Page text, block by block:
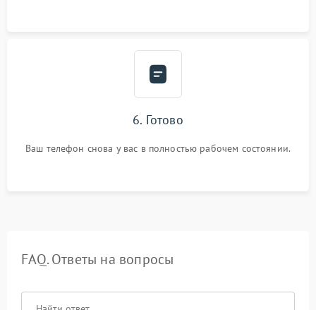
6. Готово
Ваш телефон снова у вас в полностью рабочем состоянии.
FAQ. Ответы на вопросы